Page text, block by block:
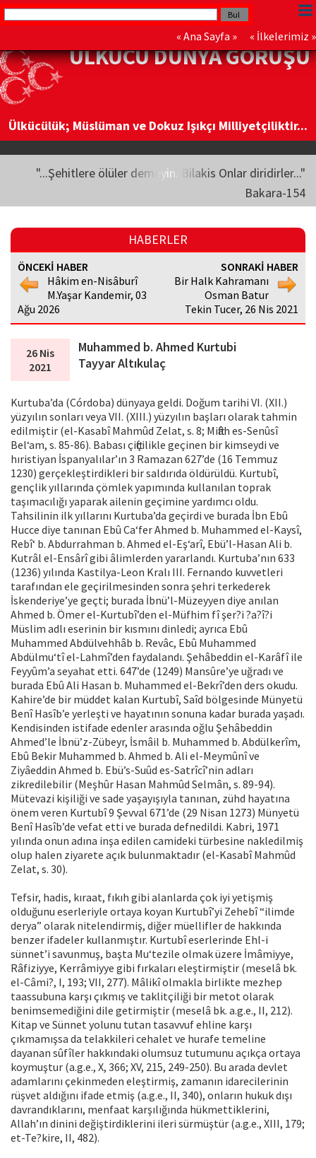
« Ana Sayfa » « İlkelerimiz »
ÜLKÜCÜ DÜNYA GÖRÜŞÜ
Ülkücülük; Müslüman ve Dokuz Işıkçı Milliyetçiliktir...
"...Şehitlere ölüler demeyin. Bilakis Onlar diridirler..."
Bakara-154
HABERLER
ÖNCEKİ HABER
Hâkim en-Nisâburî
M.Yaşar Kandemir, 03
Ağu 2026
SONRAKİ HABER
Bir Halk Kahramanı
Osman Batur
Tekin Tucer, 26 Nis 2021
26 Nis
2021
Muhammed b. Ahmed Kurtubi
Tayyar Altıkulaç
Kurtuba’da (Córdoba) dünyaya geldi. Doğum tarihi VI. (XII.)
yüzyılın sonları veya VII. (XIII.) yüzyılın başları olarak tahmin
edilmiştir (el-Kasabî Mahmûd Zelat, s. 8; Miftâh es-Senûsî
Bel‘am, s. 85-86). Babası çiftçilikle geçinen bir kimseydi ve
hıristiyan İspanyalılar’ın 3 Ramazan 627’de (16 Temmuz
1230) gerçekleştirdikleri bir saldırıda öldürüldü. Kurtubî,
gençlik yıllarında çömlek yapımında kullanılan toprak
taşımacılığı yaparak ailenin geçimine yardımcı oldu.
Tahsilinin ilk yıllarını Kurtuba’da geçirdi ve burada İbn Ebû
Hucce diye tanınan Ebû Ca‘fer Ahmed b. Muhammed el-Kaysî,
Rebî‘ b. Abdurrahman b. Ahmed el-Eş‘arî, Ebü’l-Hasan Ali b.
Kutrâl el-Ensârî gibi âlimlerden yararlandı. Kurtuba’nın 633
(1236) yılında Kastilya-Leon Kralı III. Fernando kuvvetleri
tarafından ele geçirilmesinden sonra şehri terkederek
İskenderiye’ye geçti; burada İbnü’l-Müzeyyen diye anılan
Ahmed b. Ömer el-Kurtubî’den el-Müfhim fî şer?i ?a?î?i
Müslim adlı eserinin bir kısmını dinledi; ayrıca Ebû
Muhammed Abdülvehhâb b. Revâc, Ebû Muhammed
Abdülmu‘tî el-Lahmî’den faydalandı. Şehâbeddin el-Karâfî ile
Feyyûm’a seyahat etti. 647’de (1249) Mansûre’ye uğradı ve
burada Ebû Ali Hasan b. Muhammed el-Bekrî’den ders okudu.
Kahire’de bir müddet kalan Kurtubî, Saîd bölgesinde Münyetü
Benî Hasîb’e yerleşti ve hayatının sonuna kadar burada yaşadı.
Kendisinden istifade edenler arasında oğlu Şehâbeddin
Ahmed’le İbnü’z-Zübeyr, İsmâil b. Muhammed b. Abdülkerîm,
Ebû Bekir Muhammed b. Ahmed b. Ali el-Meymûnî ve
Ziyâeddin Ahmed b. Ebü’s-Suûd es-Satrîcî’nin adları
zikredilebilir (Meşhûr Hasan Mahmûd Selmân, s. 89-94).
Mütevazi kişiliği ve sade yaşayışıyla tanınan, zühd hayatına
önem veren Kurtubî 9 Şevval 671’de (29 Nisan 1273) Münyetü
Benî Hasîb’de vefat etti ve burada defnedildi. Kabri, 1971
yılında onun adına inşa edilen camideki türbesine nakledilmiş
olup halen ziyarete açık bulunmaktadır (el-Kasabî Mahmûd
Zelat, s. 30).
Tefsir, hadis, kıraat, fıkıh gibi alanlarda çok iyi yetişmiş
olduğunu eserleriyle ortaya koyan Kurtubî’yi Zehebî “ilimde
derya” olarak nitelendirmiş, diğer müellifler de hakkında
benzer ifadeler kullanmıştır. Kurtubî eserlerinde Ehl-i
sünnet’i savunmuş, başta Mu‘tezile olmak üzere İmâmiyye,
Râfiziyye, Kerrâmiyye gibi fırkaları eleştirmiştir (meselâ bk.
el-Câmi?, I, 193; VII, 277). Mâlikî olmakla birlikte mezhep
taassubuna karşı çıkmış ve taklitçiliği bir metot olarak
benimsemediğini dile getirmiştir (meselâ bk. a.g.e., II, 212).
Kitap ve Sünnet yolunu tutan tasavvuf ehline karşı
çıkmamışsa da telakkileri cehalet ve hurafe temeline
dayanan sûfîler hakkındaki olumsuz tutumunu açıkça ortaya
koymuştur (a.g.e., X, 366; XV, 215, 249-250). Bu arada devlet
adamlarını çekinmeden eleştirmiş, zamanın idarecilerinin
rüşvet aldığını ifade etmiş (a.g.e., II, 340), onların hukuk dışı
davrandıklarını, menfaat karşılığında hükmettiklerini,
Allah’ın dinini değiştirdiklerini ileri sürmüştür (a.g.e., XIII, 179;
et-Te?kire, II, 482).